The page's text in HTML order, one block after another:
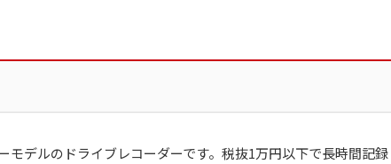
モデルのドライブレコーダーです。税抜1万円以下で長時間記